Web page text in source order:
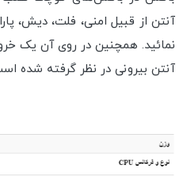
آنتن بیرونی در نظر گرفته شده